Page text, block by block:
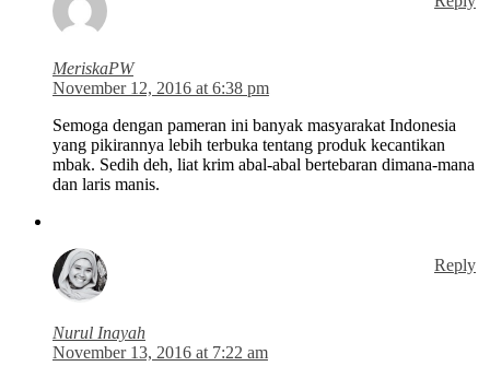
MeriskaPW
November 12, 2016 at 6:38 pm
Semoga dengan pameran ini banyak masyarakat Indonesia
yang pikirannya lebih terbuka tentang produk kecantikan
mbak. Sedih deh, liat krim abal-abal bertebaran dimana-mana
dan laris manis.
Reply
Nurul Inayah
November 13, 2016 at 7:22 am